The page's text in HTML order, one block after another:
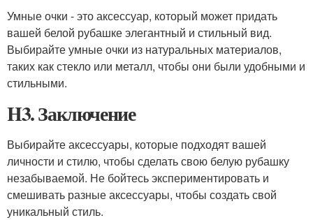
Умные очки - это аксессуар, который может придать
вашей белой рубашке элегантный и стильный вид.
Выбирайте умные очки из натуральных материалов,
таких как стекло или металл, чтобы они были удобными и
стильными.
H3. Заключение
Выбирайте аксессуары, которые подходят вашей
личности и стилю, чтобы сделать свою белую рубашку
незабываемой. Не бойтесь экспериментировать и
смешивать разные аксессуары, чтобы создать свой
уникальный стиль.